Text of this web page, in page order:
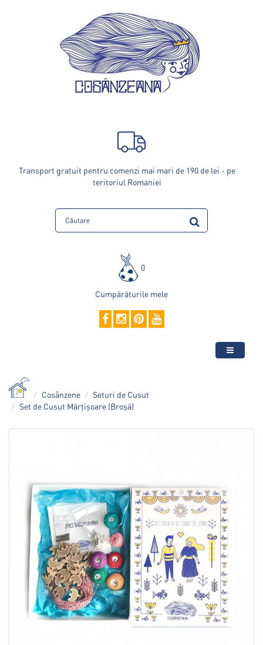
Transport gratuit pentru comenzi mai mari de 190 de lei - pe
teritoriul Romaniei
0
Cumpărăturile mele
Cosânzene
Seturi de Cusut
Set de Cusut Mărțișoare (Broșă)